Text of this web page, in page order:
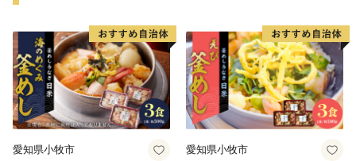
愛知県小牧市 愛知県小牧市